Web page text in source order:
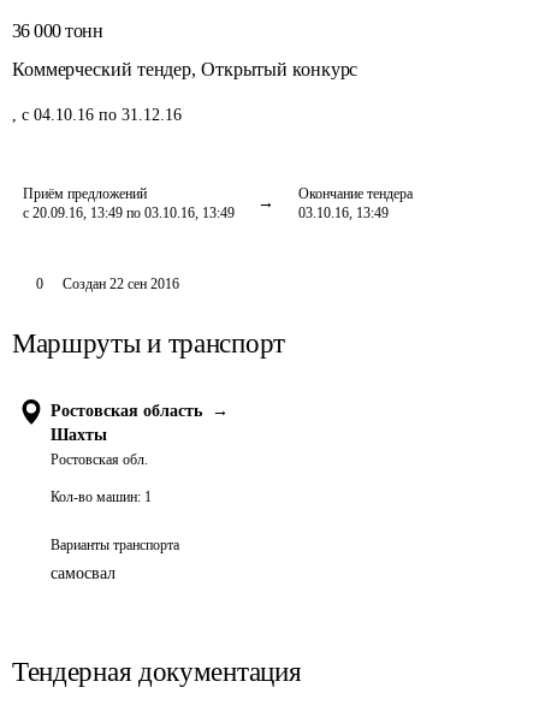
36 000 тонн
Коммерческий тендер, Открытый конкурс
, с 04.10.16 по 31.12.16
Приём предложений
с 20.09.16, 13:49 по 03.10.16, 13:49
Окончание тендера
03.10.16, 13:49
0 Создан 22 сен 2016
Маршруты и транспорт
Ростовская область
→
Шахты
Ростовская обл.
Кол-во машин: 1
Варианты транспорта
самосвал
Тендерная документация